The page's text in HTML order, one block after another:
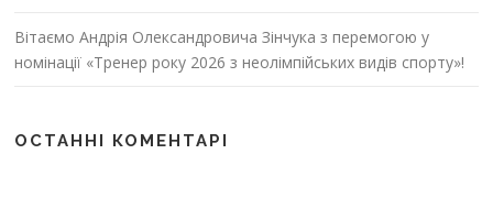
Вітаємо Андрія Олександровича Зінчука з перемогою у
номінації «Тренер року 2026 з неолімпійських видів спорту»!
ОСТАННІ КОМЕНТАРІ